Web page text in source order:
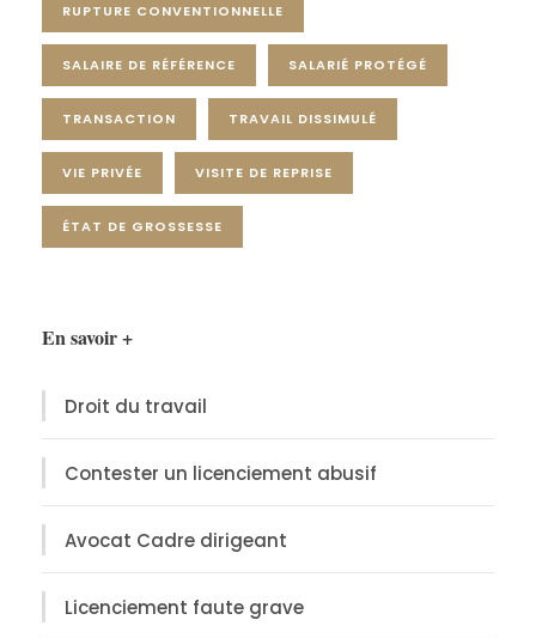
RUPTURE CONVENTIONNELLE
SALAIRE DE RÉFÉRENCE SALARIÉ PROTÉGÉ
TRANSACTION TRAVAIL DISSIMULÉ
VIE PRIVÉE VISITE DE REPRISE
ÉTAT DE GROSSESSE
En savoir +
Droit du travail
Contester un licenciement abusif
Avocat Cadre dirigeant
Licenciement faute grave